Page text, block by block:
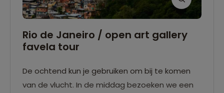
Rio de Janeiro / open art gallery
favela tour
De ochtend kun je gebruiken om bij te komen
van de vlucht. In de middag bezoeken we een